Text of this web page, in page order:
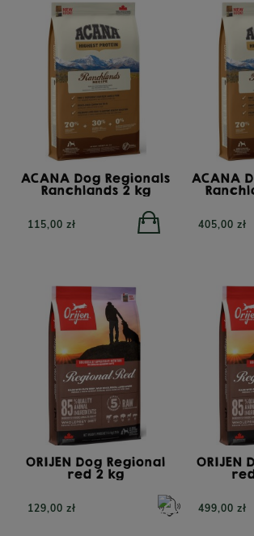
ACANA Dog Regionals
Ranchlands 2 kg
115,00 zł
ACANA
405,00 zł
ORIJEN Dog Regional
red 2 kg
129,00 zł
ORIJEN
499,00 zł